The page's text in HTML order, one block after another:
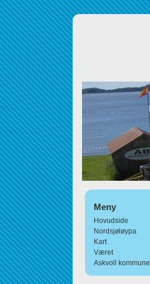
Meny
Hovudside
Nordsjøløypa
Kart
Været
Askvoll kommune